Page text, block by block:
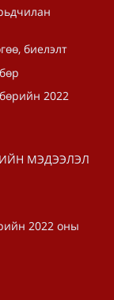
биелэлт
2022
МЭДЭЭЛЭЛ
2022 оны